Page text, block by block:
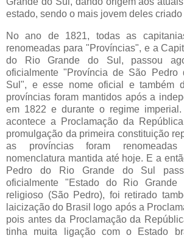
estado, sendo o mais jovem deles criado
No ano de 1821, todas as
renomeadas para "Províncias", e a
do Rio Grande do Sul, passou
oficialmente "Província de São
Sul", e esse nome oficial e também
províncias foram mantidos após a
em 1822 e durante o regime
acontece a Proclamação da
promulgação da primeira constituição
as províncias foram renomeadas
nomenclatura mantida até hoje. E a
Pedro do Rio Grande do Sul
oficialmente "Estado do Rio
religioso (São Pedro), foi retirado
laicização do Brasil logo após a
pois antes da Proclamação da
tinha muita ligação com o Estado